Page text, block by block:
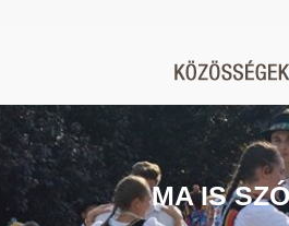
MA IS